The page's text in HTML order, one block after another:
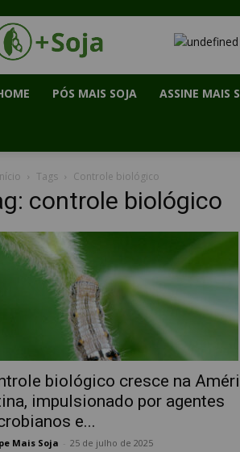
PÓS MAIS SOJA ASSINE MAIS
Tags Controle biológico
controle biológico
biológico cresce na
impulsionado por agentes
e...
Mais Soja 25 de julho de 2025